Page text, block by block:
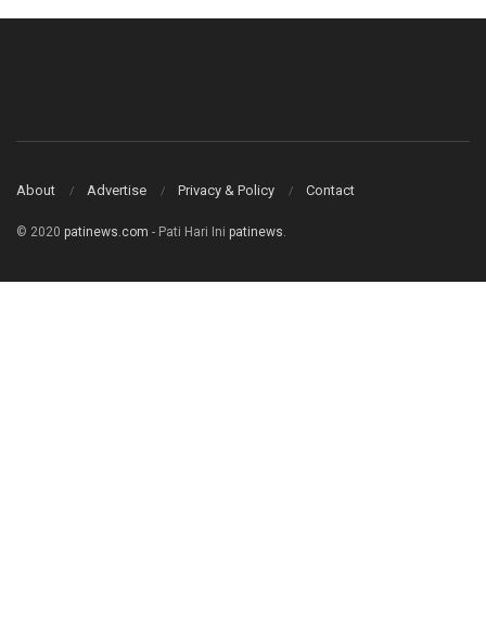
About Advertise Privacy & Policy Contact
© 2020 patinews.com - Pati Hari Ini patinews.